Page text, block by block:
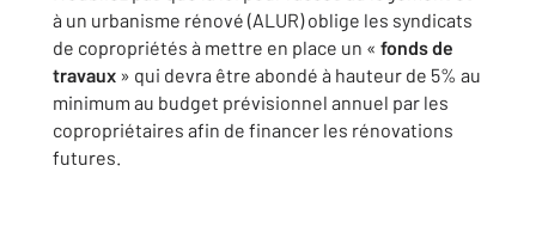
à un urbanisme rénové (ALUR) oblige les syndicats
de copropriétés à mettre en place un « fonds de
travaux » qui devra être abondé à hauteur de 5% au
minimum au budget prévisionnel annuel par les
copropriétaires afin de financer les rénovations
futures.